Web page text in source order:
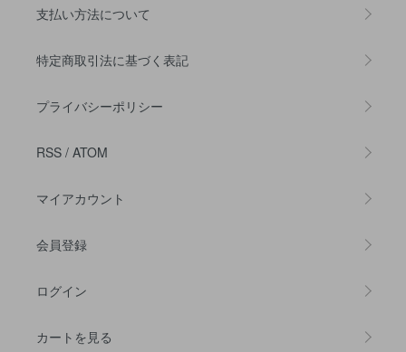
支払い方法について
特定商取引法に基づく表記
プライバシーポリシー
RSS / ATOM
マイアカウント
会員登録
ログイン
カートを見る